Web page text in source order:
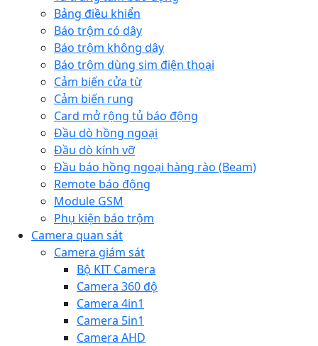
Bảng điều khiển
Báo trộm có dây
Báo trộm không dây
Báo trộm dùng sim điện thoại
Cảm biến cửa từ
Cảm biến rung
Card mở rộng tủ báo động
Đầu dò hồng ngoại
Đầu dò kính vỡ
Đầu báo hồng ngoại hàng rào (Beam)
Remote báo động
Module GSM
Phụ kiện báo trộm
Camera quan sát
Camera giám sát
Bộ KIT Camera
Camera 360 độ
Camera 4in1
Camera 5in1
Camera AHD